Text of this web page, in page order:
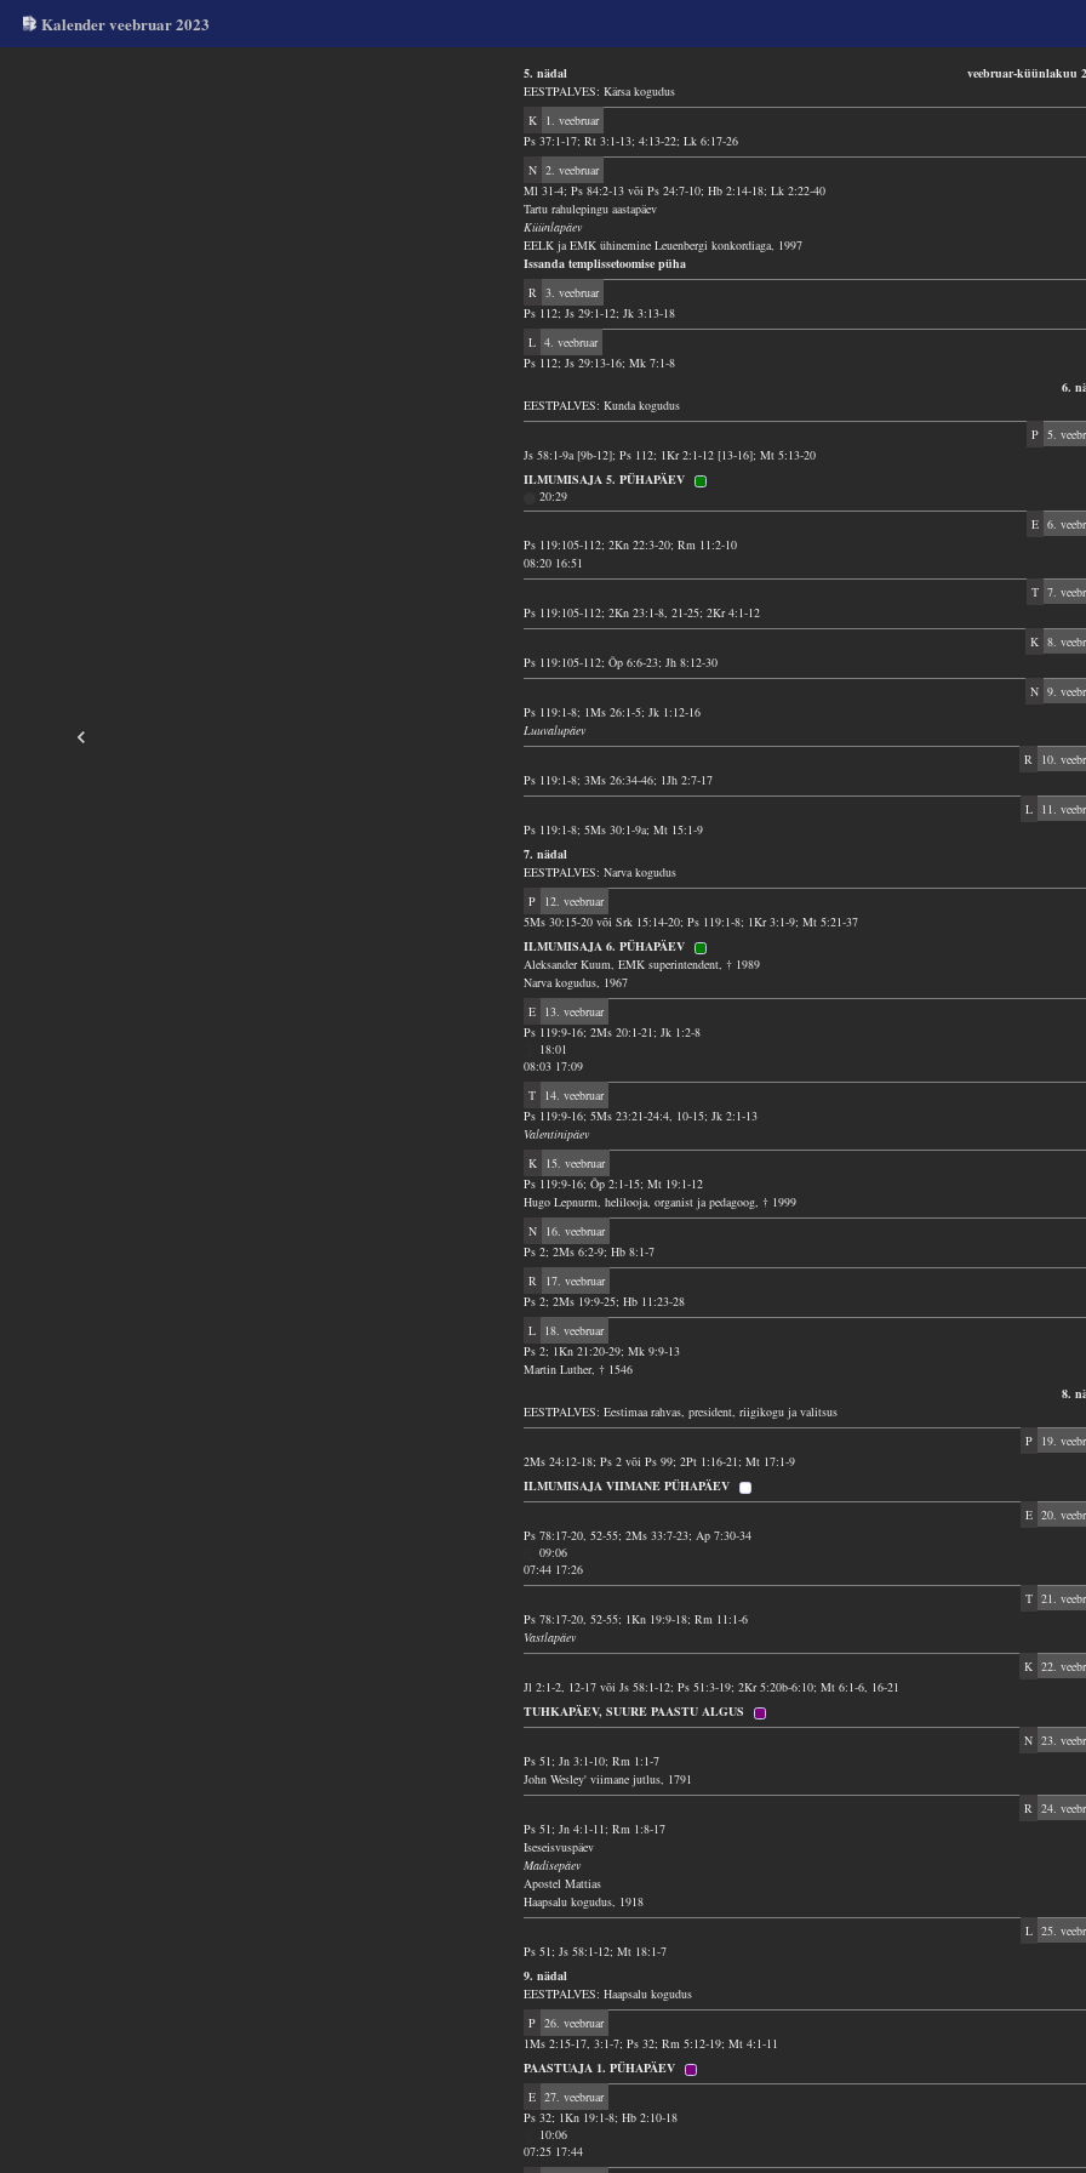
Kalender veebruar 2023
5. nädal
veebruar-küünlakuu
EESTPALVES: Kärsa kogudus
K 1. veebruar
Ps 37:1-17; Rt 3:1-13; 4:13-22; Lk 6:17-26
N 2. veebruar
Ml 31-4; Ps 84:2-13 või Ps 24:7-10; Hb 2:14-18; Lk 2:22-40
Tartu rahulepingu aastapäev
Küünlapäev
EELK ja EMK ühinemine Leuenbergi konkordiaga, 1997
Issanda templissetoomise püha
R 3. veebruar
Ps 112; Js 29:1-12; Jk 3:13-18
L 4. veebruar
Ps 112; Js 29:13-16; Mk 7:1-8
6.
EESTPALVES: Kunda kogudus
P 5.
Js 58:1-9a [9b-12]; Ps 112; 1Kr 2:1-12 [13-16]; Mt 5:13-20
ILMUMISAJA 5. PÜHAPÄEV
20:29
E 6.
Ps 119:105-112; 2Kn 22:3-20; Rm 11:2-10
08:20 16:51
T 7.
Ps 119:105-112; 2Kn 23:1-8, 21-25; 2Kr 4:1-12
K 8.
Ps 119:105-112; Õp 6:6-23; Jh 8:12-30
N 9.
Ps 119:1-8; 1Ms 26:1-5; Jk 1:12-16
Luuvalupäev
R 10.
Ps 119:1-8; 3Ms 26:34-46; 1Jh 2:7-17
L 11.
Ps 119:1-8; 5Ms 30:1-9a; Mt 15:1-9
7. nädal
EESTPALVES: Narva kogudus
P 12. veebruar
5Ms 30:15-20 või Srk 15:14-20; Ps 119:1-8; 1Kr 3:1-9; Mt 5:21-37
ILMUMISAJA 6. PÜHAPÄEV
Aleksander Kuum, EMK superintendent, † 1989
Narva kogudus, 1967
E 13. veebruar
Ps 119:9-16; 2Ms 20:1-21; Jk 1:2-8
18:01
08:03 17:09
T 14. veebruar
Ps 119:9-16; 5Ms 23:21-24:4, 10-15; Jk 2:1-13
Valentinipäev
K 15. veebruar
Ps 119:9-16; Õp 2:1-15; Mt 19:1-12
Hugo Lepnurm, helilooja, organist ja pedagoog, † 1999
N 16. veebruar
Ps 2; 2Ms 6:2-9; Hb 8:1-7
R 17. veebruar
Ps 2; 2Ms 19:9-25; Hb 11:23-28
L 18. veebruar
Ps 2; 1Kn 21:20-29; Mk 9:9-13
Martin Luther, † 1546
8.
EESTPALVES: Eestimaa rahvas, president, riigikogu ja valitsus
P 19.
2Ms 24:12-18; Ps 2 või Ps 99; 2Pt 1:16-21; Mt 17:1-9
ILMUMISAJA VIIMANE PÜHAPÄEV
E 20.
Ps 78:17-20, 52-55; 2Ms 33:7-23; Ap 7:30-34
09:06
07:44 17:26
T 21.
Ps 78:17-20, 52-55; 1Kn 19:9-18; Rm 11:1-6
Vastlapäev
K 22.
Jl 2:1-2, 12-17 või Js 58:1-12; Ps 51:3-19; 2Kr 5:20b-6:10; Mt 6:1-6, 16-21
TUHKAPÄEV, SUURE PAASTU ALGUS
N 23.
Ps 51; Jn 3:1-10; Rm 1:1-7
John Wesley' viimane jutlus, 1791
R 24.
Ps 51; Jn 4:1-11; Rm 1:8-17
Iseseisvuspäev
Madisepäev
Apostel Mattias
Haapsalu kogudus, 1918
L 25.
Ps 51; Js 58:1-12; Mt 18:1-7
9. nädal
EESTPALVES: Haapsalu kogudus
P 26. veebruar
1Ms 2:15-17, 3:1-7; Ps 32; Rm 5:12-19; Mt 4:1-11
PAASTUAJA 1. PÜHAPÄEV
E 27. veebruar
Ps 32; 1Kn 19:1-8; Hb 2:10-18
10:06
07:25 17:44